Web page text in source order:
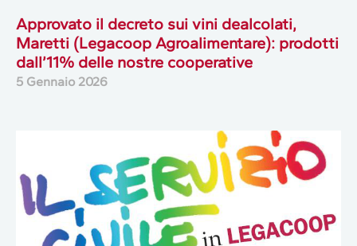
Approvato il decreto sui vini dealcolati,
Maretti (Legacoop Agroalimentare): prodotti
dall’11% delle nostre cooperative
5 Gennaio 2026